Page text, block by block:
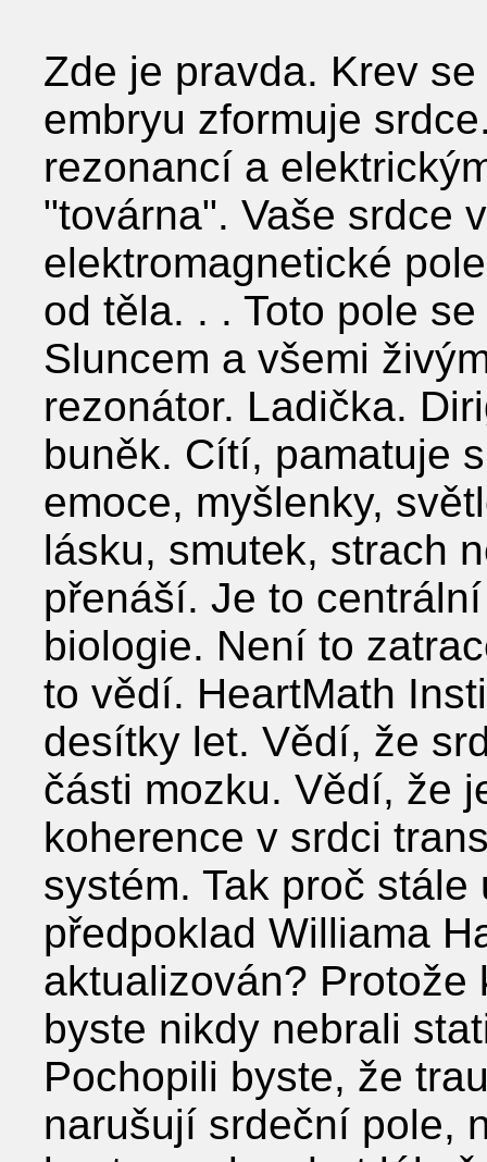
Zde je pravda. Krev
embryu zformuje
rezonancí a
"továrna". Vaše srdce
elektromagnetické
od těla. . . Toto pole
Sluncem a všemi
rezonátor. Ladička.
buněk. Cítí, pamatuje
emoce, myšlenky,
lásku, smutek, strach
přenáší. Je to
biologie. Není to
to vědí. HeartMath
desítky let. Vědí, že
části mozku. Vědí, že
koherence v srdci
systém. Tak proč
předpoklad Williama
aktualizován?
byste nikdy nebrali
Pochopili byste, že
narušují srdeční pole,